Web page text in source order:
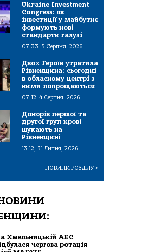
Ukraine Investment
Congress: як
інвестиції у майбутнє
формують нові
стандарти галузі
07:33, 5 Серпня, 2026
Двох Героїв утратила
Рівненщина: сьогодні
в обласному центрі з
ними попрощаються
07:12, 4 Серпня, 2026
Донорів першої та
другої груп крові
шукають на
Рівненщині
13:12, 31 Липня, 2026
НОВИНИ РОЗДІЛУ>
Хмельницькій АЕС
чергова ротація